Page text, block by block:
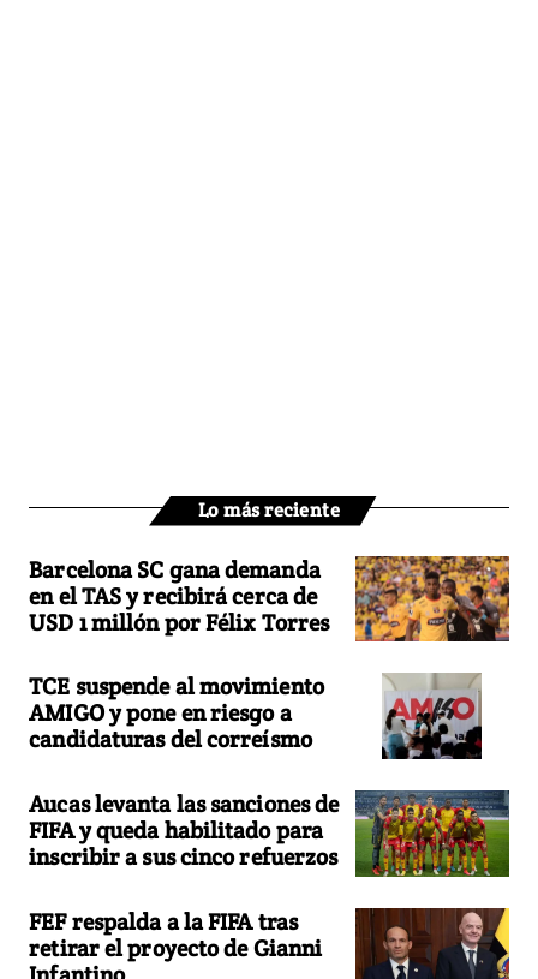
Lo más reciente
Barcelona SC gana demanda
en el TAS y recibirá cerca de
USD 1 millón por Félix Torres
TCE suspende al movimiento
AMIGO y pone en riesgo a
candidaturas del correísmo
Aucas levanta las sanciones de
FIFA y queda habilitado para
inscribir a sus cinco refuerzos
FEF respalda a la FIFA tras
retirar el proyecto de Gianni